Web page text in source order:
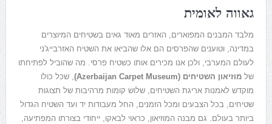
גאווה לאומית
מלבד המבנים המפוארים, האזרים מאוד גאים בשטיחים המיוצרים
במדינה, וטוענים שהפרסים הם אלו שהביאו את השטיח האזרבייג'ני
לעולם המערבי, ולכן אנו מכירים אותו כשטיח פרסי. מה שהוביל לפתיחתו
של מוזיאון השטיחים (Azerbaijan Carpet Museum)
, שכל כולו
מוקדש לאמנות אריגת השטיחים, שלוש קומות מרהיבות של תצוגות
שטיחים, בכל הצבעים ומכל הזמנים, החל מעבודות יד ועד השטיח הגדול
ביותר בעולם. גם מבנה המוזיאון, כראוי לבאקו, ייחודי בצורתו המפתיעה,